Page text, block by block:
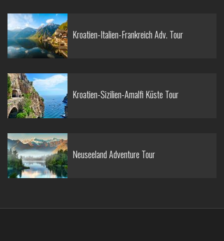
Kroatien-Italien-Frankreich Adv. Tour
Kroatien-Sizilien-Amalfi Küste Tour
Neuseeland Adventure Tour